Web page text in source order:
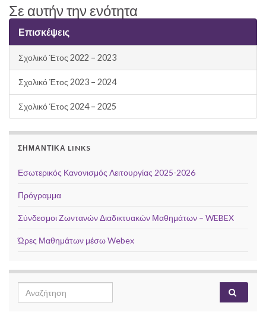
Σε αυτήν την ενότητα
Επισκέψεις
Σχολικό Έτος 2022 – 2023
Σχολικό Έτος 2023 – 2024
Σχολικό Έτος 2024 – 2025
ΣΗΜΑΝΤΙΚΆ LINKS
Εσωτερικός Κανονισμός Λειτουργίας 2025-2026
Πρόγραμμα
Σύνδεσμοι Ζωντανών Διαδικτυακών Μαθημάτων – WEBEX
Ώρες Μαθημάτων μέσω Webex
Search
for: